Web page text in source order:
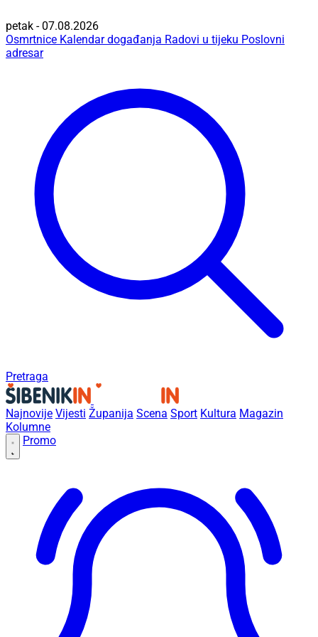
petak - 07.08.2026
Osmrtnice Kalendar događanja Radovi u tijeku Poslovni
adresar
Pretraga
Najnovije Vijesti Županija Scena Sport Kultura Magazin
Kolumne
Promo